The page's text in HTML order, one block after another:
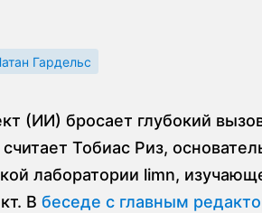
Гардельс
(ИИ) бросает глубокий
Тобиас Риз,
лаборатории limn,
В беседе с главным